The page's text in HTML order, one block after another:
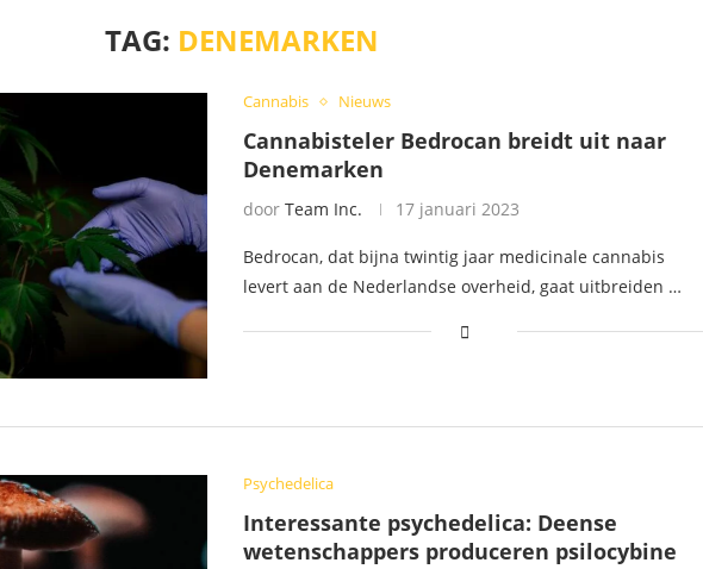
TAG: DENEMARKEN
Cannabis Nieuws
Cannabisteler Bedrocan breidt uit naar
Denemarken
door Team Inc. 17 januari 2023
Bedrocan, dat bijna twintig jaar medicinale cannabis
levert aan de Nederlandse overheid, gaat uitbreiden …
Psychedelica
Interessante psychedelica: Deense
wetenschappers produceren psilocybine